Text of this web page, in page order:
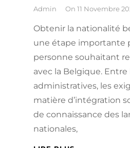
By
Admin On 11 Novembre
Obtenir la nationalité
une étape importante
personne souhaitant
avec la Belgique.
administratives, les
matière d’intégration
de connaissance des
nationales,